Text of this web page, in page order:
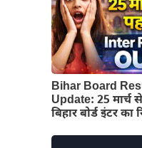
Bihar Board
Update: 25 मार्च
बिहार बोर्ड इंटर का